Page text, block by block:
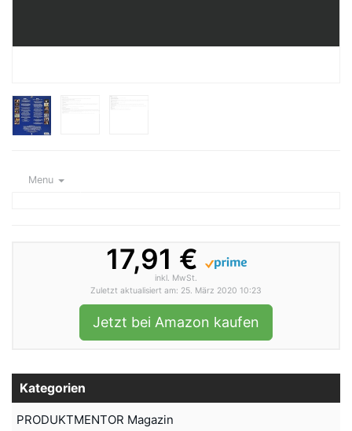
Menu
17,91 €
inkl. MwSt.
Zuletzt aktualisiert am: 25. März 2020 10:23
Jetzt bei Amazon kaufen
Kategorien
PRODUKTMENTOR Magazin